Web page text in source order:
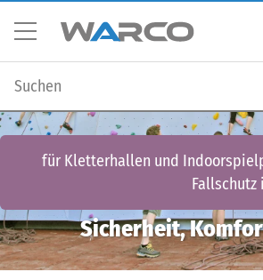
für Kletterhallen und
Fallschutz
Sicherheit,